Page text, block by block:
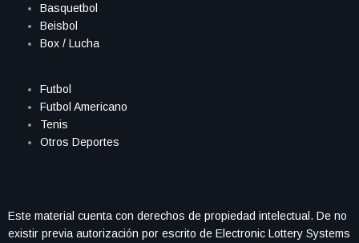
Basquetbol
Beisbol
Box / Lucha
Futbol
Futbol Americano
Tenis
Otros Deportes
Este material cuenta con derechos de propiedad intelectual. De no
existir previa autorización por escrito de Electronic Lottery Systems